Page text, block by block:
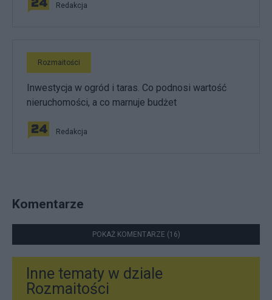
Redakcja
Rozmaitości
Inwestycja w ogród i taras. Co podnosi wartość
nieruchomości, a co marnuje budżet
Redakcja
Komentarze
POKAŻ KOMENTARZE (16)
Inne tematy w dziale
Rozmaitości